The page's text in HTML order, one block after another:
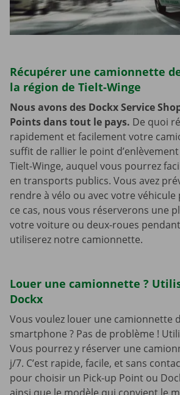
Récupérer une camionnette
la région de Tielt-Winge
Nous avons des Dockx Service
Points dans tout le pays. De quoi
rapidement et facilement votre
suffit de rallier le point
Tielt-Winge, auquel vous pourrez
en transports publics. Vous avez
rendre à vélo ou avec votre véhicule
ce cas, nous vous réserverons une
votre voiture ou deux-roues
utiliserez notre camionnette.
Louer une camionnette ?
Dockx
Vous voulez louer une camionnette
smartphone ? Pas de problème !
Vous pourrez y réserver une
j/7. C’est rapide, facile, et sans
pour choisir un Pick-up Point ou